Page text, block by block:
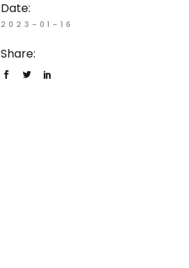
Date:
2023-01-16
Share: